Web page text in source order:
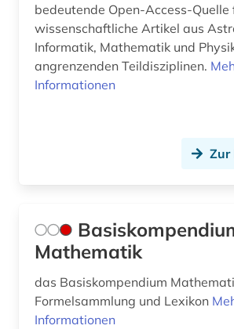
pädagogik (1)
quelle (2)
recht (1)
soziales netzwerk (1)
bedeutende Open-Access-Quelle
wissenschaftliche Artikel aus
Informatik, Mathematik und
angrenzenden Teildisziplinen.
Informationen
Zur
Mathematik
das Basiskompendium
Formelsammlung und Lexikon
Informationen